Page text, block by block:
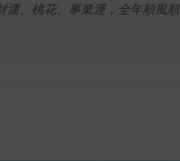
運、桃花、事業運，全年順風順